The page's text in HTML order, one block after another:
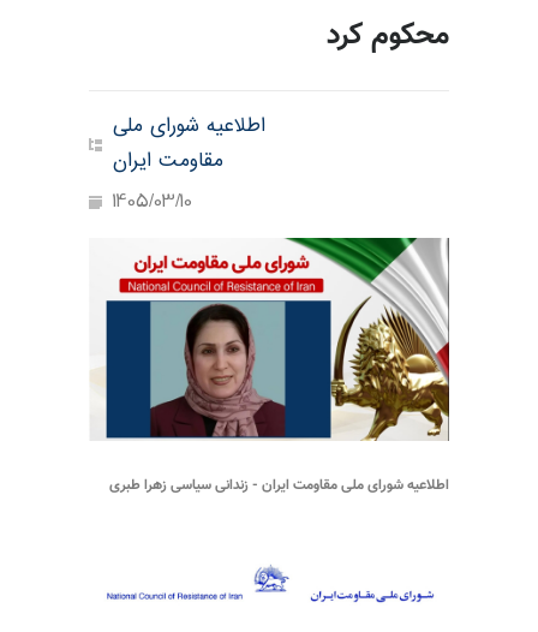
محکوم کرد
اطلاعیه شورای ملی
مقاومت ایران
1405/03/10
اطلاعیه شورای ملی مقاومت ایران - زندانی سیاسی زهرا طبری